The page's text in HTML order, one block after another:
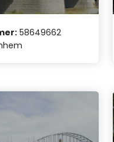
58649662